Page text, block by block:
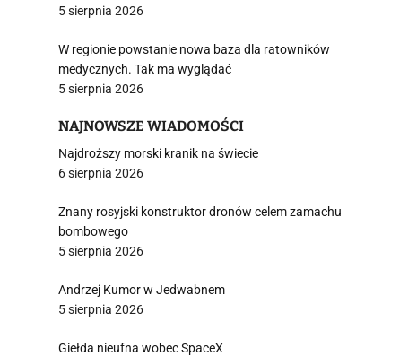
5 sierpnia 2026
W regionie powstanie nowa baza dla ratowników
medycznych. Tak ma wyglądać
5 sierpnia 2026
NAJNOWSZE WIADOMOŚCI
Najdroższy morski kranik na świecie
6 sierpnia 2026
Znany rosyjski konstruktor dronów celem zamachu
bombowego
5 sierpnia 2026
Andrzej Kumor w Jedwabnem
5 sierpnia 2026
Giełda nieufna wobec SpaceX